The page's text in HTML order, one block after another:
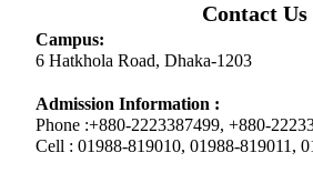
Contact Us
Campus:
6 Hatkhola Road, Dhaka-1203
Admission Information :
Phone :+880-2223387499, +880-
Cell : 01988-819010, 01988-819011,